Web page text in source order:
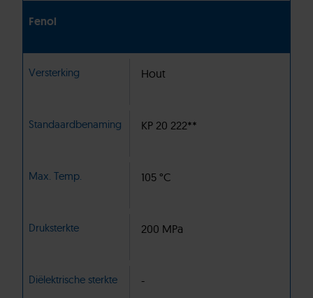
Fenol
Versterking Hout
Standaardbenaming KP 20 222**
Max. Temp. 105 °C
Druksterkte 200 MPa
Diëlektrische sterkte -